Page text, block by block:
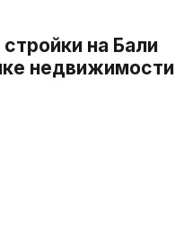
на Бали
недвижимости